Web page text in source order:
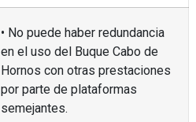
• No puede haber redundancia
en el uso del Buque Cabo de
Hornos con otras prestaciones
por parte de plataformas
semejantes.